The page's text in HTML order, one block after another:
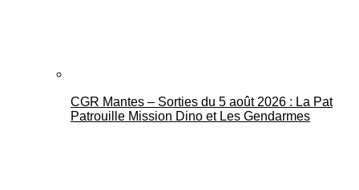
CGR Mantes – Sorties du 5 août 2026 : La Pat
Patrouille Mission Dino et Les Gendarmes